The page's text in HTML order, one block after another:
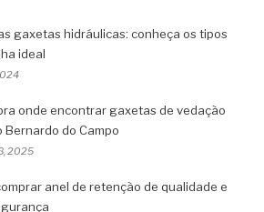
gaxetas hidráulicas: conheça os tipos
ideal
onde encontrar gaxetas de vedação
Bernardo do Campo
2025
anel de retenção de qualidade e